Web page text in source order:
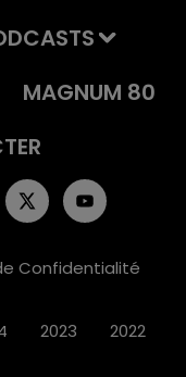
MAGNUM 80
Confidentialité
2023 2022